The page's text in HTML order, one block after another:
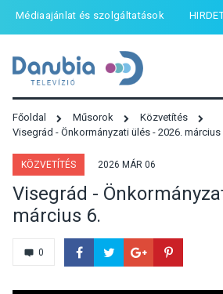
Médiaajánlat és szolgáltatások
Főoldal Műsorok
Közvetítés
Visegrád - Önkormányzati ülés - 2026. március
KÖZVETÍTÉS 2026 MÁR 06
Visegrád -
március 6.
0